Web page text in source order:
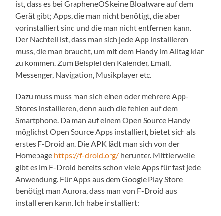
ist, dass es bei GrapheneOS keine Bloatware auf dem
Gerät gibt; Apps, die man nicht benötigt, die aber
vorinstalliert sind und die man nicht entfernen kann.
Der Nachteil ist, dass man sich jede App installieren
muss, die man braucht, um mit dem Handy im Alltag klar
zu kommen. Zum Beispiel den Kalender, Email,
Messenger, Navigation, Musikplayer etc.
Dazu muss muss man sich einen oder mehrere App-
Stores installieren, denn auch die fehlen auf dem
Smartphone. Da man auf einem Open Source Handy
möglichst Open Source Apps installiert, bietet sich als
erstes F-Droid an. Die APK lädt man sich von der
Homepage https://f-droid.org/ herunter. Mittlerweile
gibt es im F-Droid bereits schon viele Apps für fast jede
Anwendung. Für Apps aus dem Google Play Store
benötigt man Aurora, dass man von F-Droid aus
installieren kann. Ich habe installiert: